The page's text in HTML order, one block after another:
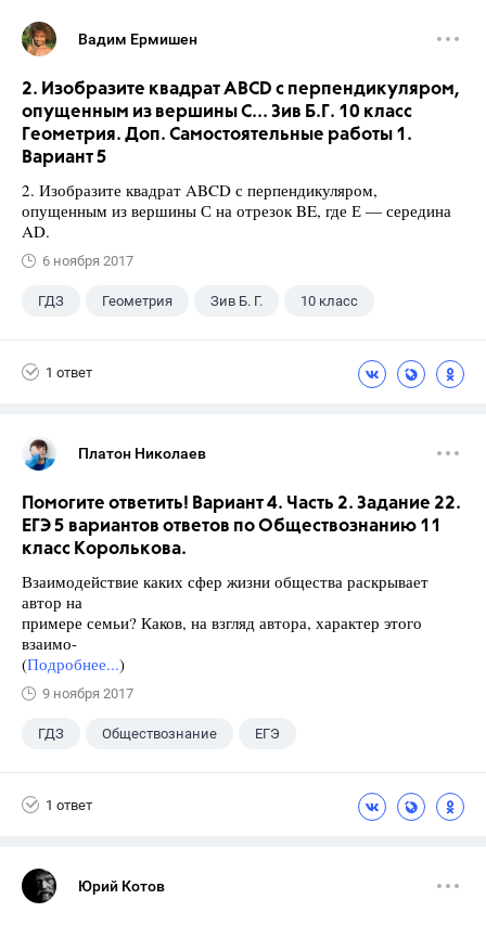
Вадим Ермишен
2. Изобразите квадрат ABCD с перпендикуляром,
опущенным из вершины С... Зив Б.Г. 10 класс
Геометрия. Доп. Самостоятельные работы 1.
Вариант 5
2. Изобразите квадрат ABCD с перпендикуляром,
опущенным из вершины С на отрезок BE, где Е — середина
AD.
6 ноября 2017
ГДЗ Геометрия Зив Б. Г. 10 класс
1 ответ
Платон Николаев
Помогите ответить! Вариант 4. Часть 2. Задание 22.
ЕГЭ 5 вариантов ответов по Обществознанию 11
класс Королькова.
Взаимодействие каких сфер жизни общества раскрывает
автор на
примере семьи? Каков, на взгляд автора, характер этого
взаимо-
(Подробнее...)
9 ноября 2017
ГДЗ Обществознание ЕГЭ
1 ответ
Юрий Котов